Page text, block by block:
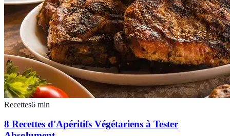
Recettes6 min
8 Recettes d'Apéritifs Végétariens à Tester